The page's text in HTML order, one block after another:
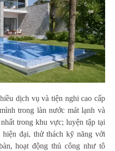
dịch vụ và tiện nghi cao cấp
trong làn nước mát lạnh và
trong khu vực; luyện tập tại
đại, thử thách kỹ năng với
hoạt động thủ công như tô